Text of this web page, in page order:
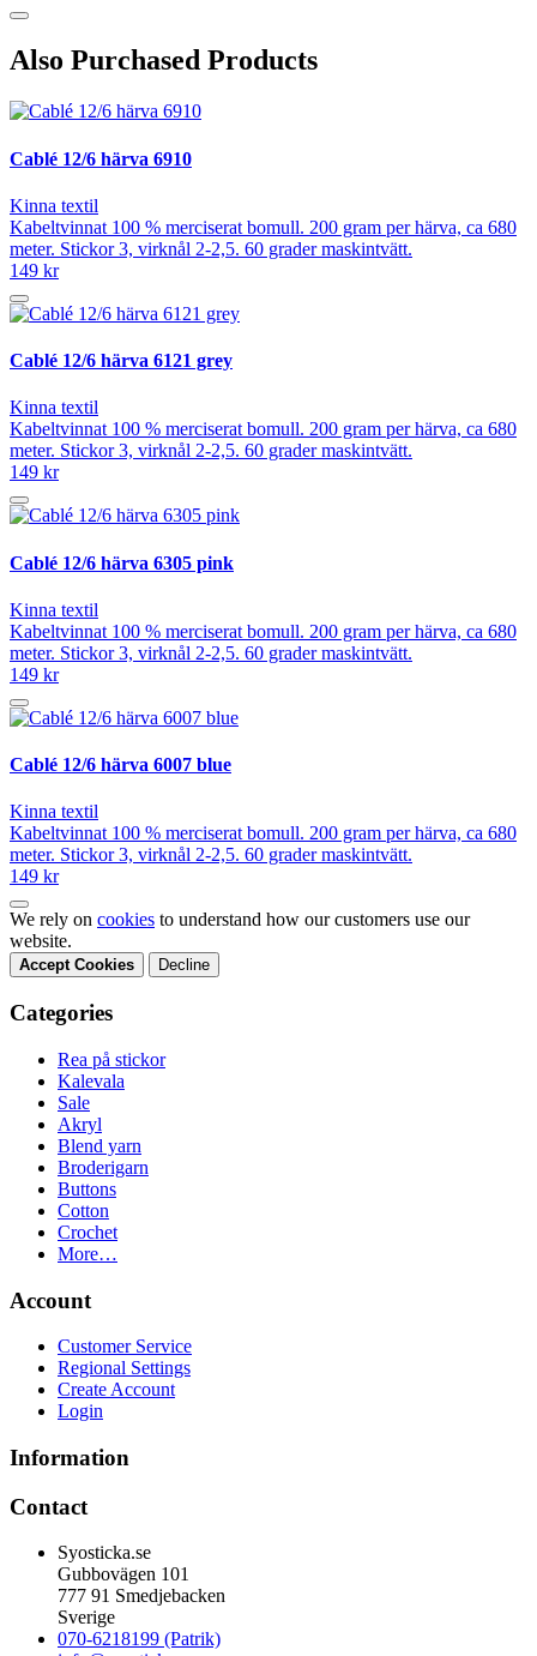
Also Purchased Products
Cablé 12/6 härva 6910
Kinna textil
Kabeltvinnat 100 % merciserat bomull. 200 gram per härva, ca 680
meter. Stickor 3, virknål 2-2,5. 60 grader maskintvätt.
149 kr
Cablé 12/6 härva 6121 grey
Kinna textil
Kabeltvinnat 100 % merciserat bomull. 200 gram per härva, ca 680
meter. Stickor 3, virknål 2-2,5. 60 grader maskintvätt.
149 kr
Cablé 12/6 härva 6305 pink
Kinna textil
Kabeltvinnat 100 % merciserat bomull. 200 gram per härva, ca 680
meter. Stickor 3, virknål 2-2,5. 60 grader maskintvätt.
149 kr
Cablé 12/6 härva 6007 blue
Kinna textil
Kabeltvinnat 100 % merciserat bomull. 200 gram per härva, ca 680
meter. Stickor 3, virknål 2-2,5. 60 grader maskintvätt.
149 kr
We rely on cookies to understand how our customers use our
website.
Accept Cookies Decline
Categories
Rea på stickor
Kalevala
Sale
Akryl
Blend yarn
Broderigarn
Buttons
Cotton
Crochet
More…
Account
Customer Service
Regional Settings
Create Account
Login
Information
Contact
Syosticka.se
Gubbovägen 101
777 91 Smedjebacken
Sverige
070-6218199 (Patrik)